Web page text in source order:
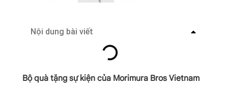
Bộ quà tặng sự kiện của Morimura Bros Vietnam
Nội dung bài viết